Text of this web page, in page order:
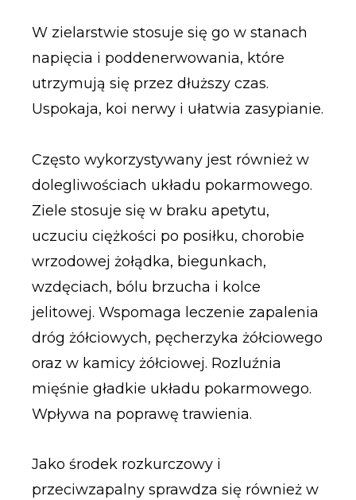
W zielarstwie stosuje się go w stanach
napięcia i poddenerwowania, które
utrzymują się przez dłuższy czas.
Uspokaja, koi nerwy i ułatwia zasypianie.
Często wykorzystywany jest również w
dolegliwościach układu pokarmowego.
Ziele stosuje się w braku apetytu,
uczuciu ciężkości po posiłku, chorobie
wrzodowej żołądka, biegunkach,
wzdęciach, bólu brzucha i kolce
jelitowej. Wspomaga leczenie zapalenia
dróg żółciowych, pęcherzyka żółciowego
oraz w kamicy żółciowej. Rozluźnia
mięśnie gładkie układu pokarmowego.
Wpływa na poprawę trawienia.
Jako środek rozkurczowy i
przeciwzapalny sprawdza się również w